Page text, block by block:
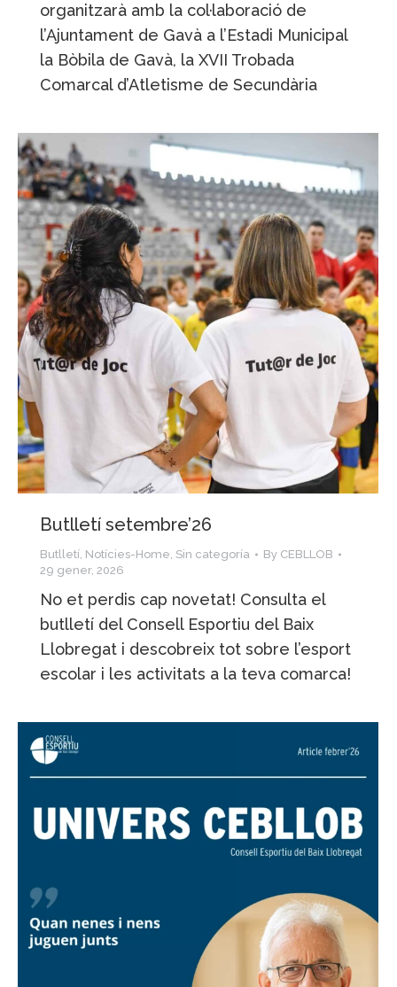
organitzarà amb la col·laboració de
l’Ajuntament de Gavà a l’Estadi Municipal
la Bòbila de Gavà, la XVII Trobada
Comarcal d’Atletisme de Secundària
Butlletí setembre’26
Butlletí, Notícies-Home, Sin categoría By CEBLLOB
29 gener, 2026
No et perdis cap novetat! Consulta el
butlletí del Consell Esportiu del Baix
Llobregat i descobreix tot sobre l’esport
escolar i les activitats a la teva comarca!